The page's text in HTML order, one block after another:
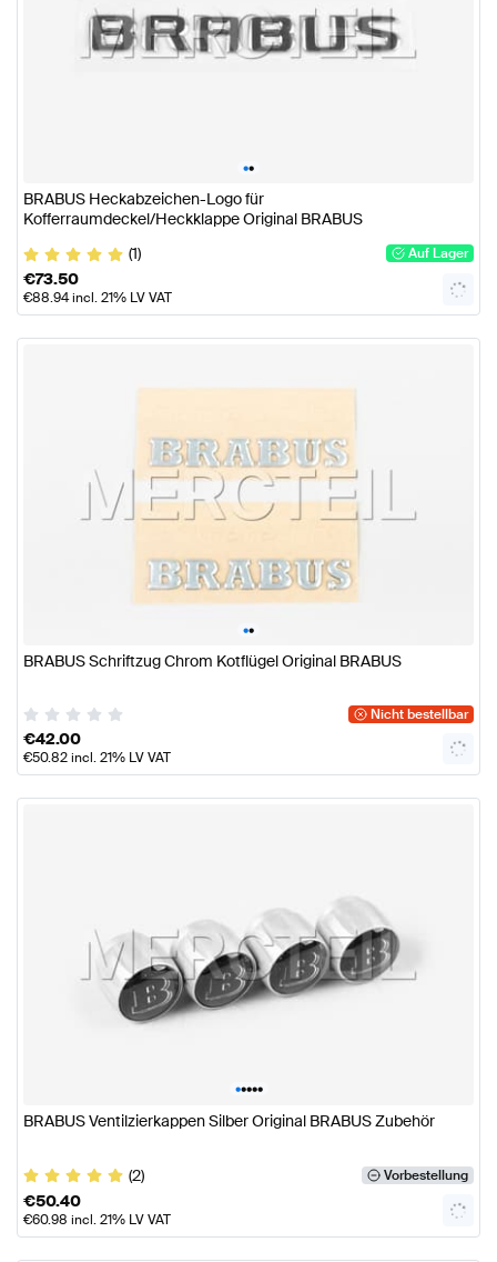
••
BRABUS Heckabzeichen-Logo für
Kofferraumdeckel/Heckklappe Original BRABUS
(1)
Auf Lager
€73.50
€88.94incl. 21% LV VAT
••
BRABUS Schriftzug Chrom Kotflügel Original BRABUS
Nicht bestellbar
€42.00
€50.82incl. 21% LV VAT
•••••
BRABUS Ventilzierkappen Silber Original BRABUS Zubehör
(2) Vorbestellung
€50.40
€60.98 incl. 21% LV VAT